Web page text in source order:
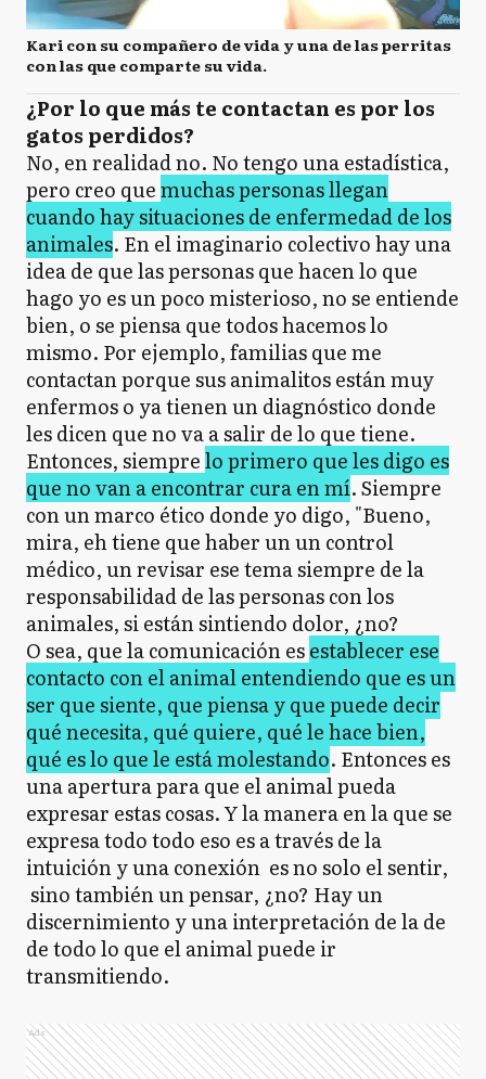
Kari con su compañero de vida y una de las perritas
con las que comparte su vida.
¿Por lo que más te contactan es por los
gatos perdidos?
No, en realidad no. No tengo una estadística,
pero creo quemuchas personas llegan
cuando hay situaciones de enfermedad de los
animales. En el imaginario colectivo hay una
idea de que las personas que hacen lo que
hago yo es un poco misterioso, no se entiende
bien, o se piensa que todos hacemos lo
mismo. Por ejemplo, familias que me
contactan porque sus animalitos están muy
enfermos o ya tienen un diagnóstico donde
les dicen que no va a salir de lo que tiene.
Entonces, siemprelo primero que les digo es
que no van a encontrar cura en mí. Siempre
con un marco ético donde yo digo, "Bueno,
mira, eh tiene que haber un un control
médico, un revisar ese tema siempre de la
responsabilidad de las personas con los
animales, si están sintiendo dolor, ¿no?
O sea, que la comunicación esestablecer ese
contacto con el animal entendiendo que es un
ser que siente, que piensa y que puede decir
qué necesita, qué quiere, qué le hace bien,
qué es lo que le está molestando. Entonces es
una apertura para que el animal pueda
expresar estas cosas. Y la manera en la que se
expresa todo todo eso es a través de la
intuición y una conexión es no solo el sentir,
sino también un pensar, ¿no? Hay un
discernimiento y una interpretación de la de
de todo lo que el animal puede ir
transmitiendo.
Ads